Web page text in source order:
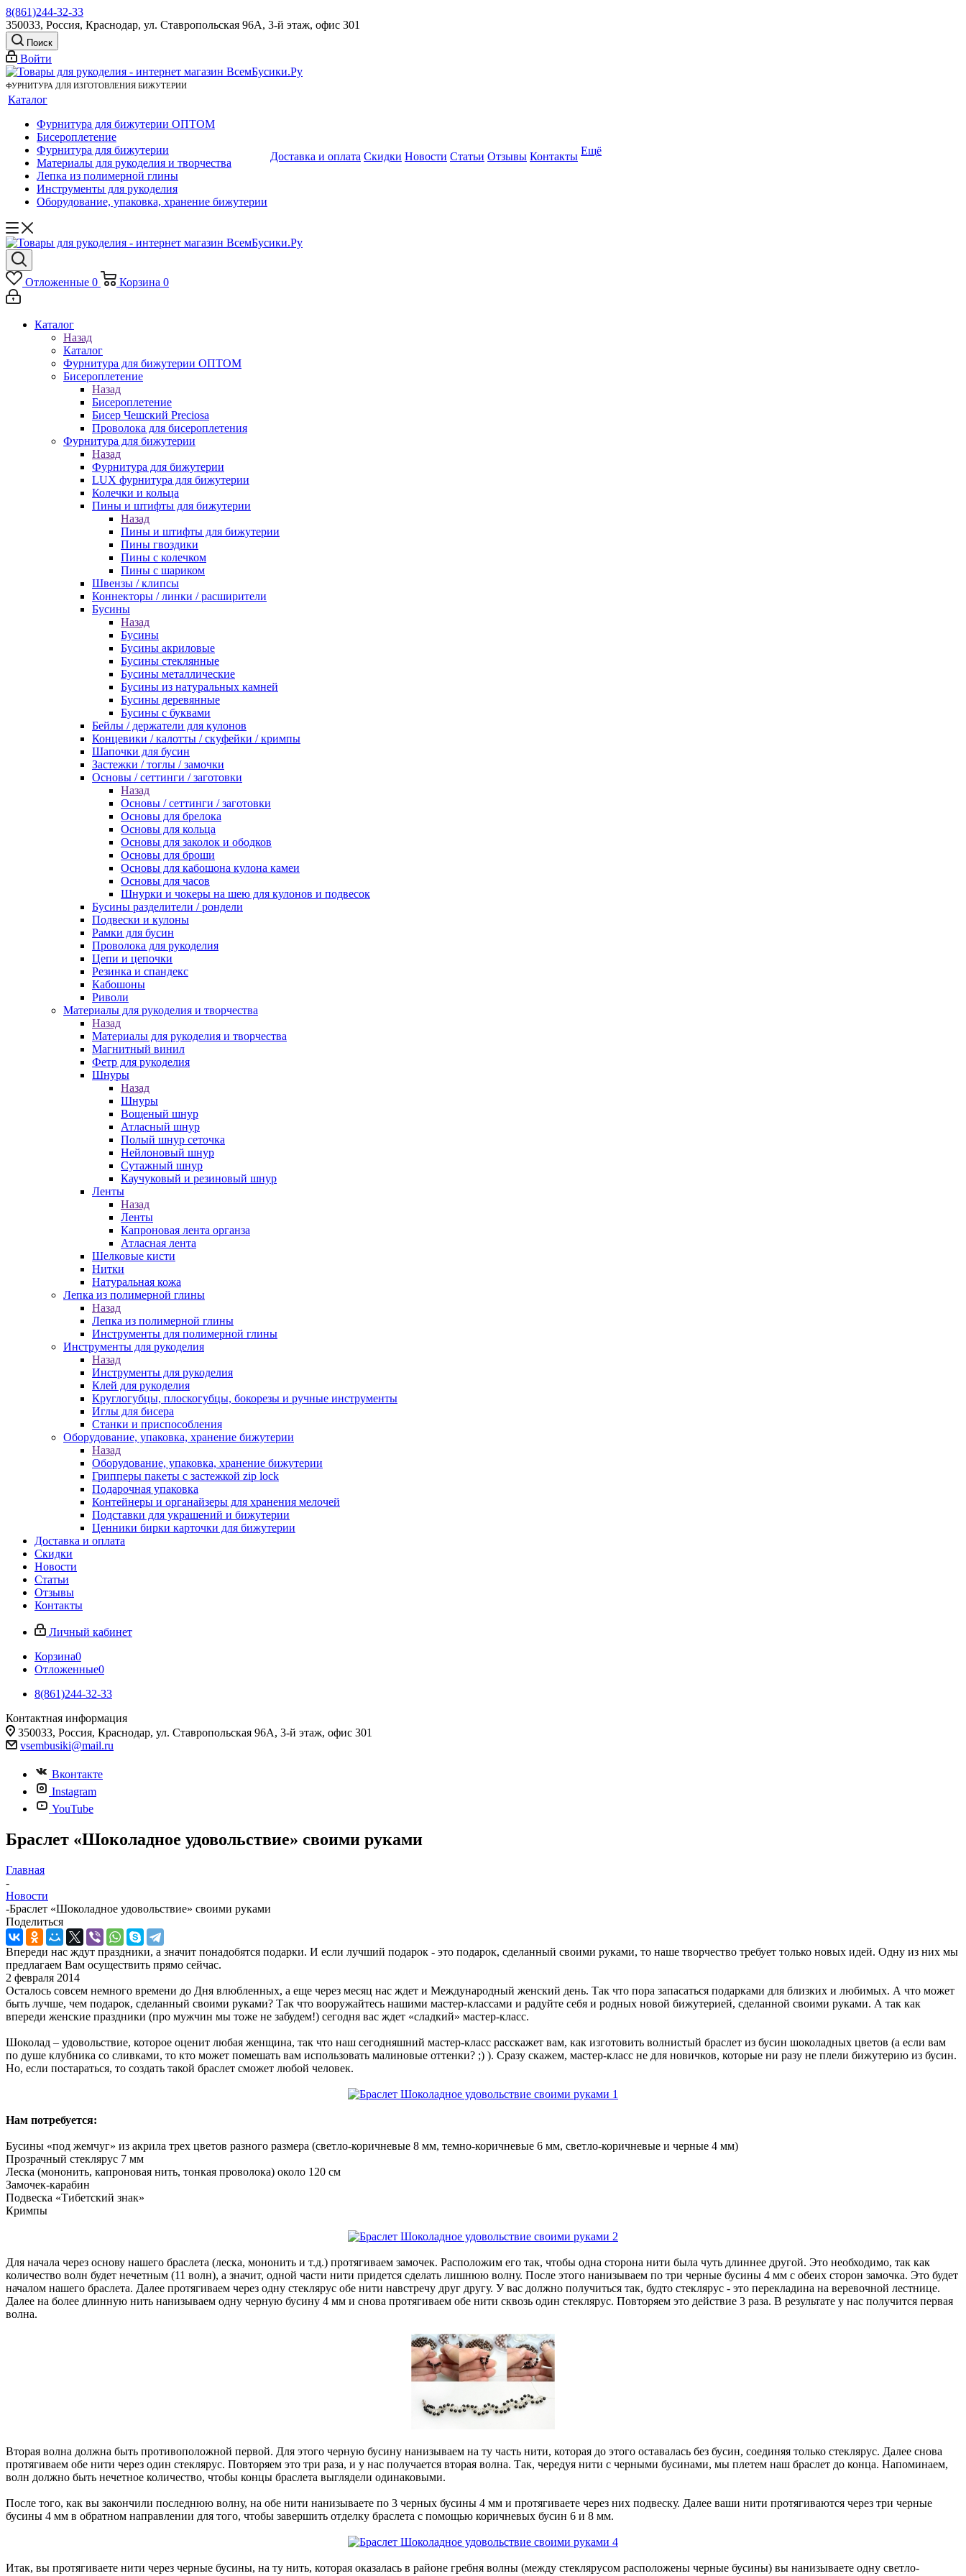
8(861)244-32-33
350033, Россия, Краснодар, ул. Ставропольская 96А, 3-й этаж, офис 301
Поиск
Войти
ФУРНИТУРА ДЛЯ ИЗГОТОВЛЕНИЯ БИЖУТЕРИИ
Каталог
Фурнитура для бижутерии ОПТОМ
Бисероплетение
Фурнитура для бижутерии
Материалы для рукоделия и творчества
Лепка из полимерной глины
Инструменты для рукоделия
Оборудование, упаковка, хранение бижутерии
Доставка и оплата Скидки Новости Статьи Отзывы Контакты Ещё
Отложенные 0 Корзина 0
Каталог
Назад
Каталог
Фурнитура для бижутерии ОПТОМ
Бисероплетение
Назад
Бисероплетение
Бисер Чешский Preciosa
Проволока для бисероплетения
Фурнитура для бижутерии
Назад
Фурнитура для бижутерии
LUX фурнитура для бижутерии
Колечки и кольца
Пины и штифты для бижутерии
Назад
Пины и штифты для бижутерии
Пины гвоздики
Пины с колечком
Пины с шариком
Швензы / клипсы
Коннекторы / линки / расширители
Бусины
Назад
Бусины
Бусины акриловые
Бусины стеклянные
Бусины металлические
Бусины из натуральных камней
Бусины деревянные
Бусины с буквами
Бейлы / держатели для кулонов
Концевики / калотты / скуфейки / кримпы
Шапочки для бусин
Застежки / тоглы / замочки
Основы / сеттинги / заготовки
Назад
Основы / сеттинги / заготовки
Основы для брелока
Основы для кольца
Основы для заколок и ободков
Основы для броши
Основы для кабошона кулона камеи
Основы для часов
Шнурки и чокеры на шею для кулонов и подвесок
Бусины разделители / рондели
Подвески и кулоны
Рамки для бусин
Проволока для рукоделия
Цепи и цепочки
Резинка и спандекс
Кабошоны
Риволи
Материалы для рукоделия и творчества
Назад
Материалы для рукоделия и творчества
Магнитный винил
Фетр для рукоделия
Шнуры
Назад
Шнуры
Вощеный шнур
Атласный шнур
Полый шнур сеточка
Нейлоновый шнур
Сутажный шнур
Каучуковый и резиновый шнур
Ленты
Назад
Ленты
Капроновая лента органза
Атласная лента
Шелковые кисти
Нитки
Натуральная кожа
Лепка из полимерной глины
Назад
Лепка из полимерной глины
Инструменты для полимерной глины
Инструменты для рукоделия
Назад
Инструменты для рукоделия
Клей для рукоделия
Круглогубцы, плоскогубцы, бокорезы и ручные инструменты
Иглы для бисера
Станки и приспособления
Оборудование, упаковка, хранение бижутерии
Назад
Оборудование, упаковка, хранение бижутерии
Грипперы пакеты с застежкой zip lock
Подарочная упаковка
Контейнеры и органайзеры для хранения мелочей
Подставки для украшений и бижутерии
Ценники бирки карточки для бижутерии
Доставка и оплата
Скидки
Новости
Статьи
Отзывы
Контакты
Личный кабинет
Корзина0
Отложенные0
8(861)244-32-33
Контактная информация
350033, Россия, Краснодар, ул. Ставропольская 96А, 3-й этаж, офис 301
vsembusiki@mail.ru
Вконтакте
Instagram
YouTube
Браслет «Шоколадное удовольствие» своими руками
Главная
-
Новости
-Браслет «Шоколадное удовольствие» своими руками
Поделиться
Впереди нас ждут праздники, а значит понадобятся подарки. И если лучший подарок - это подарок, сделанный своими руками, то наше творчество требует только новых идей. Одну из них мы
предлагаем Вам осуществить прямо сейчас.
2 февраля 2014
Осталось совсем немного времени до Дня влюбленных, а еще через месяц нас ждет и Международный женский день. Так что пора запасаться подарками для близких и любимых. А что может
быть лучше, чем подарок, сделанный своими руками? Так что вооружайтесь нашими мастер-классами и радуйте себя и родных новой бижутерией, сделанной своими руками. А так как
впереди женские праздники (про мужчин мы тоже не забудем!) сегодня вас ждет «сладкий» мастер-класс.
Шоколад – удовольствие, которое оценит любая женщина, так что наш сегодняшний мастер-класс расскажет вам, как изготовить волнистый браслет из бусин шоколадных цветов (а если вам
по душе клубника со сливками, то кто может помешать вам использовать малиновые оттенки? ;) ). Сразу скажем, мастер-класс не для новичков, которые ни разу не плели бижутерию из бусин.
Но, если постараться, то создать такой браслет сможет любой человек.
Нам потребуется:
Бусины «под жемчуг» из акрила трех цветов разного размера (светло-коричневые 8 мм, темно-коричневые 6 мм, светло-коричневые и черные 4 мм)
Прозрачный стеклярус 7 мм
Леска (мононить, капроновая нить, тонкая проволока) около 120 см
Замочек-карабин
Подвеска «Тибетский знак»
Кримпы
Для начала через основу нашего браслета (леска, мононить и т.д.) протягиваем замочек. Расположим его так, чтобы одна сторона нити была чуть длиннее другой. Это необходимо, так как
количество волн будет нечетным (11 волн), а значит, одной части нити придется сделать лишнюю волну. После этого нанизываем по три черные бусины 4 мм с обеих сторон замочка. Это будет
началом нашего браслета. Далее протягиваем через одну стеклярус обе нити навстречу друг другу. У вас должно получиться так, будто стеклярус - это перекладина на веревочной лестнице.
Далее на более длинную нить нанизываем одну черную бусину 4 мм и снова протягиваем обе нити сквозь один стеклярус. Повторяем это действие 3 раза. В результате у нас получится первая
волна.
Вторая волна должна быть противоположной первой. Для этого черную бусину нанизываем на ту часть нити, которая до этого оставалась без бусин, соединяя только стеклярус. Далее снова
протягиваем обе нити через один стеклярус. Повторяем это три раза, и у нас получается вторая волна. Так, чередуя нити с черными бусинами, мы плетем наш браслет до конца. Напоминаем,
волн должно быть нечетное количество, чтобы концы браслета выглядели одинаковыми.
После того, как вы закончили последнюю волну, на обе нити нанизываете по 3 черных бусины 4 мм и протягиваете через них подвеску. Далее ваши нити протягиваются через три черные
бусины 4 мм в обратном направлении для того, чтобы завершить отделку браслета с помощью коричневых бусин 6 и 8 мм.
Итак, вы протягиваете нити через черные бусины, на ту нить, которая оказалась в районе гребня волны (между стеклярусом расположены черные бусины) вы нанизываете одну светло-